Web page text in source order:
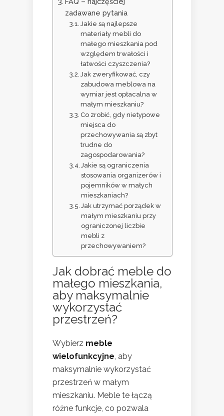
zadawane pytania
Jakie są najlepsze
materiały mebli do
małego mieszkania pod
względem trwałości i
łatwości czyszczenia?
Jak zweryfikować, czy
zabudowa meblowa na
wymiar jest opłacalna w
małym mieszkaniu?
Co zrobić, gdy nietypowe
miejsca do
przechowywania są zbyt
trudne do
zagospodarowania?
Jakie są ograniczenia
stosowania organizerów i
pojemników w małych
mieszkaniach?
Jak utrzymać porządek w
małym mieszkaniu przy
ograniczonej liczbie
mebli z
przechowywaniem?
Jak dobrać meble do
małego mieszkania,
aby maksymalnie
wykorzystać
przestrzeń?
Wybierz meble
wielofunkcyjne, aby
maksymalnie wykorzystać
przestrzeń w małym
mieszkaniu. Meble te łączą
różne funkcje, co pozwala